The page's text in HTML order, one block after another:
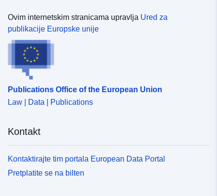
Ovim internetskim stranicama upravlja Ured za
publikacije Europske unije
Publications Office of the European Union
Law | Data | Publications
Kontakt
Kontaktirajte tim portala European Data Portal
Pretplatite se na bilten